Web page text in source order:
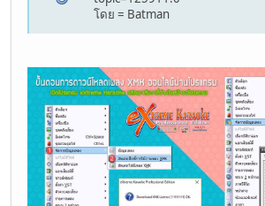
โดย = Batman